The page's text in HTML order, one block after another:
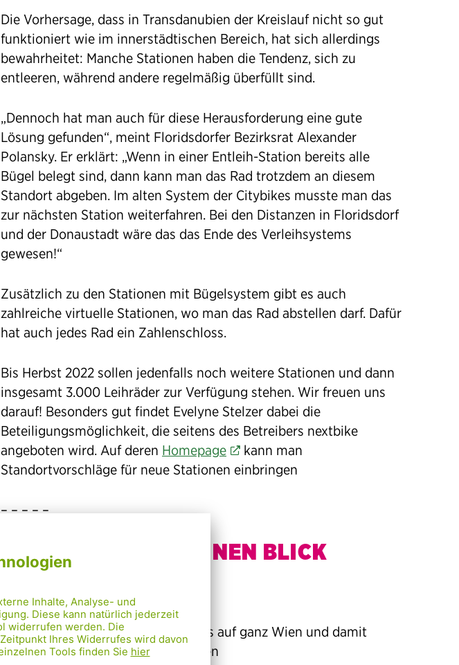
Die Vorhersage, dass in Transdanubien der Kreislauf nicht so gut
funktioniert wie im innerstädtischen Bereich, hat sich allerdings
bewahrheitet: Manche Stationen haben die Tendenz, sich zu
entleeren, während andere regelmäßig überfüllt sind.
„Dennoch hat man auch für diese Herausforderung eine gute
Lösung gefunden“, meint Floridsdorfer Bezirksrat Alexander
Polansky. Er erklärt: „Wenn in einer Entleih-Station bereits alle
Bügel belegt sind, dann kann man das Rad trotzdem an diesem
Standort abgeben. Im alten System der Citybikes musste man das
zur nächsten Station weiterfahren. Bei den Distanzen in Floridsdorf
und der Donaustadt wäre das das Ende des Verleihsystems
gewesen!“
Zusätzlich zu den Stationen mit Bügelsystem gibt es auch
zahlreiche virtuelle Stationen, wo man das Rad abstellen darf. Dafür
hat auch jedes Rad ein Zahlenschloss.
Bis Herbst 2022 sollen jedenfalls noch weitere Stationen und dann
insgesamt 3.000 Leihräder zur Verfügung stehen. Wir freuen uns
darauf! Besonders gut findet Evelyne Stelzer dabei die
Beteiligungsmöglichkeit, die seitens des Betreibers nextbike
angeboten wird. Auf deren Homepage
kann man
Standortvorschläge für neue Stationen einbringen
– – – – –
PLUS/MINUS AUF EINEN BLICK
Ausweitung des Leihradsystems auf ganz Wien und damit
erstmals auch auf Transdanubien